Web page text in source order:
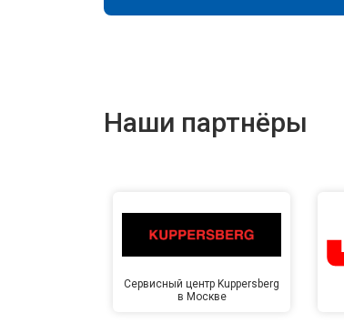
Наши партнёры
Сервисный центр Kuppersberg
в Москве